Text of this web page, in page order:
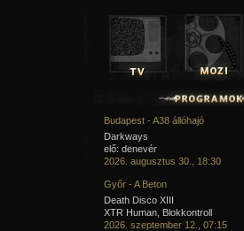
Budapest - A38 állóhajó
Darkways
elő: denevér
2026. augusztus 30., 18:30
Győr - A Beton
Death Disco XIII
XTR Human, Blokkontroll
2026. szeptember 12., 07:15